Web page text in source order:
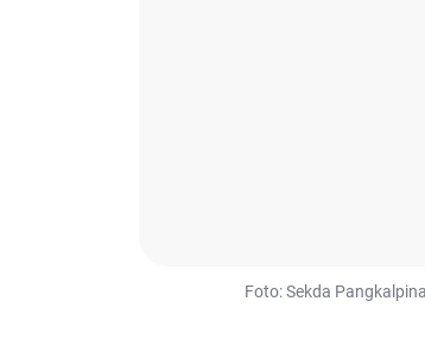
Foto: Sekda